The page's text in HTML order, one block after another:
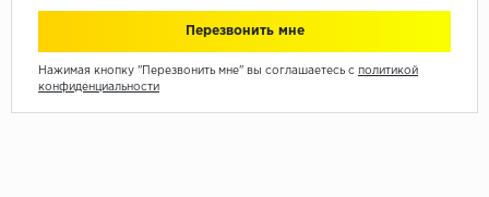
Нажимая кнопку "Перезвонить мне" вы соглашаетесь с политикой
конфиденциальности